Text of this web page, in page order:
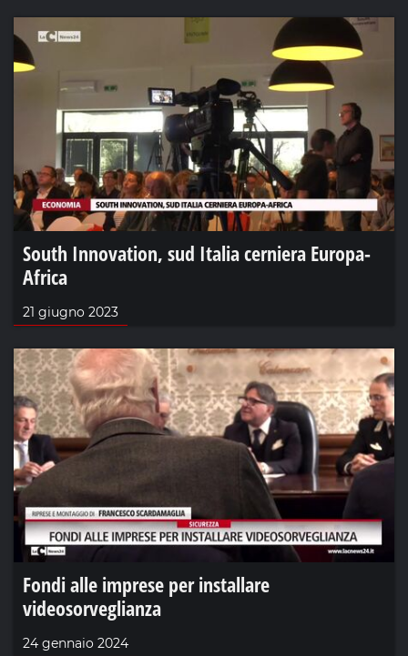
South Innovation, sud Italia cerniera Europa-
Africa
21 giugno 2023
Fondi alle imprese per installare
videosorveglianza
24 gennaio 2024